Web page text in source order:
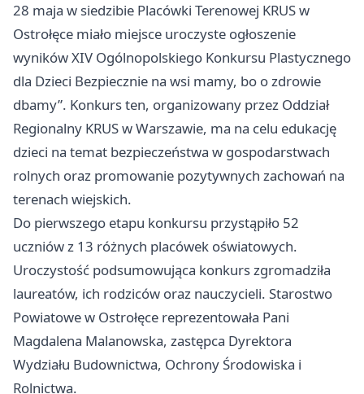
28 maja w siedzibie Placówki Terenowej KRUS w
Ostrołęce miało miejsce uroczyste ogłoszenie
wyników XIV Ogólnopolskiego Konkursu Plastycznego
dla Dzieci Bezpiecznie na wsi mamy, bo o zdrowie
dbamy”. Konkurs ten, organizowany przez Oddział
Regionalny KRUS w Warszawie, ma na celu edukację
dzieci na temat bezpieczeństwa w gospodarstwach
rolnych oraz promowanie pozytywnych zachowań na
terenach wiejskich.
Do pierwszego etapu konkursu przystąpiło 52
uczniów z 13 różnych placówek oświatowych.
Uroczystość podsumowująca konkurs zgromadziła
laureatów, ich rodziców oraz nauczycieli. Starostwo
Powiatowe w Ostrołęce reprezentowała Pani
Magdalena Malanowska, zastępca Dyrektora
Wydziału Budownictwa, Ochrony Środowiska i
Rolnictwa.